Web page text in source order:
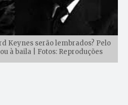
Keynes serão lembrados? Pelo
à baila | Fotos: Reproduções